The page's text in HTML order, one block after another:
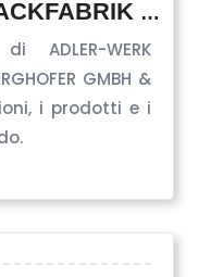
ADLER-WERK LACKFABRIK JOHANN BERGHOFER GMBH & CO
WERK
GMBH &
i prodotti e i